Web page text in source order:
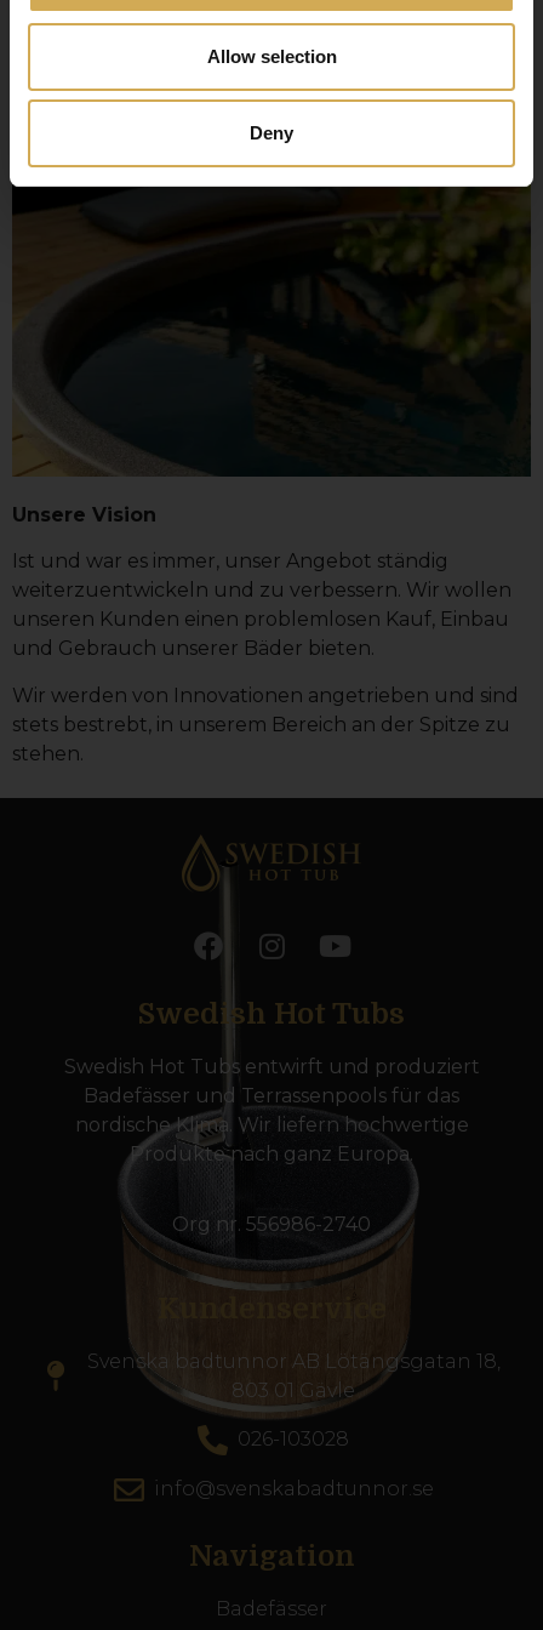
Allow selection
Deny
Entspannung und des Genusses zu entdecken.
Unsere Vision
Ist und war es immer, unser Angebot ständig
weiterzuentwickeln und zu verbessern. Wir wollen
unseren Kunden einen problemlosen Kauf, Einbau
und Gebrauch unserer Bäder bieten.
Wir werden von Innovationen angetrieben und sind
stets bestrebt, in unserem Bereich an der Spitze zu
stehen.
Swedish Hot Tubs
Swedish Hot Tubs entwirft und produziert
Badefässer und Terrassenpools für das
nordische Klima. Wir liefern hochwertige
Produkte nach ganz Europa.
Org nr. 556986-2740
Svenska badtunnor AB Lötängsgatan 18,
803 01 Gävle
026-103028
info@svenskabadtunnor.se
Navigation
Badefässer